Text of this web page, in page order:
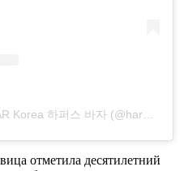
Публикация от Harper's BAZAAR Korea 하퍼스 바자 (@harpersbazaarkorea)
отметила десятилетний